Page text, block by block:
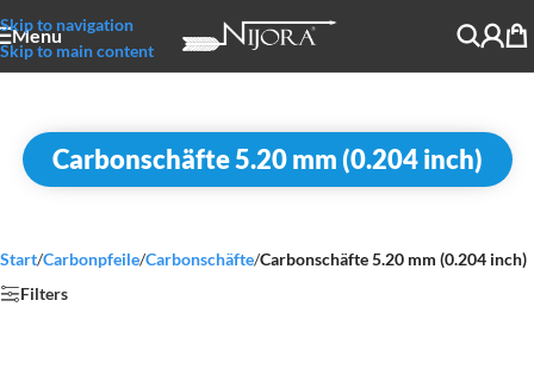
Skip to navigation
Skip to main content
Menu
Carbonschäfte 5.20 mm (0.204 inch)
Start/Carbonpfeile/Carbonschäfte/Carbonschäfte 5.20 mm (0.204 inch)
Filters